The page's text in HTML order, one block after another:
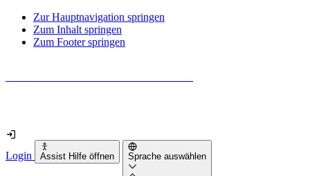
Zur Hauptnavigation springen
Zum Inhalt springen
Zum Footer springen
Login Assist Hilfe öffnen Sprache auswählen